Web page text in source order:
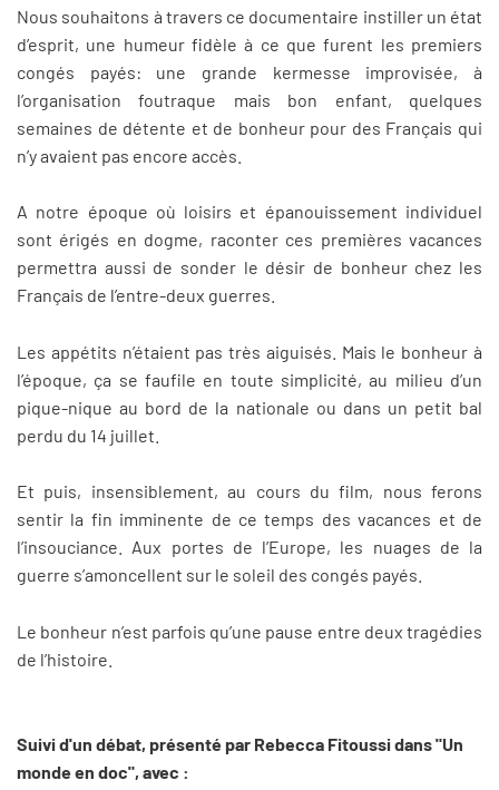
Nous souhaitons à travers ce documentaire instiller un état
d’esprit, une humeur fidèle à ce que furent les premiers
congés payés: une grande kermesse improvisée, à
l’organisation foutraque mais bon enfant, quelques
semaines de détente et de bonheur pour des Français qui
n’y avaient pas encore accès.
A notre époque où loisirs et épanouissement individuel
sont érigés en dogme, raconter ces premières vacances
permettra aussi de sonder le désir de bonheur chez les
Français de l’entre-deux guerres.
Les appétits n’étaient pas très aiguisés. Mais le bonheur à
l’époque, ça se faufile en toute simplicité, au milieu d’un
pique-nique au bord de la nationale ou dans un petit bal
perdu du 14 juillet.
Et puis, insensiblement, au cours du film, nous ferons
sentir la fin imminente de ce temps des vacances et de
l’insouciance. Aux portes de l’Europe, les nuages de la
guerre s’amoncellent sur le soleil des congés payés.
Le bonheur n’est parfois qu’une pause entre deux tragédies
de l’histoire.
Suivi d'un débat, présenté par Rebecca Fitoussi dans "Un
monde en doc", avec :